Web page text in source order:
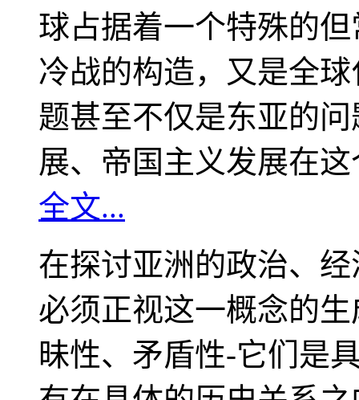
球占据着一个特殊的
冷战的构造，又是全
题甚至不仅是东亚的
展、帝国主义发展在
全文...
在探讨亚洲的政治、
必须正视这一概念的
昧性、矛盾性-它们是